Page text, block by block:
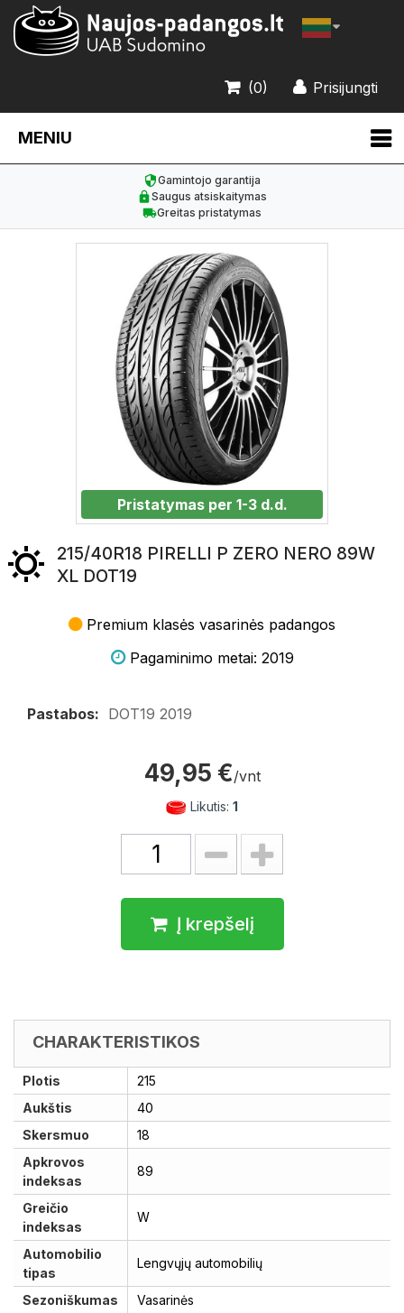
Prisijungti
(0)
MENIU
Gamintojo garantija
Saugus atsiskaitymas
Greitas pristatymas
Pristatymas per 1-3 d.d.
215/40R18 PIRELLI P ZERO NERO 89W
XL DOT19
Premium klasės vasarinės padangos
Pagaminimo metai: 2019
Pastabos: DOT19 2019
49,95 €/vnt
Likutis: 1
Į krepšelį
CHARAKTERISTIKOS
Plotis
215
Aukštis
40
Skersmuo
18
Apkrovos
indeksas
89
Greičio
indeksas
W
Automobilio
tipas
Lengvųjų automobilių
Sezoniškumas
Vasarinės